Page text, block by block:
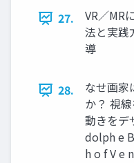
27.
VR／MR
法と実践
導
28.
なせ画家
か？ 視
動きをデ
dolph e
h o f V e